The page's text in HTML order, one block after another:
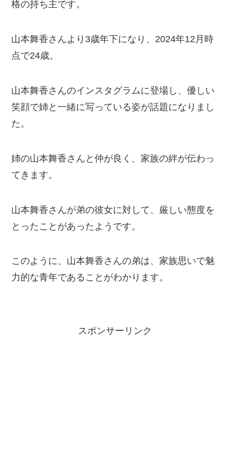
格の持ち主です。
山本舞香さんより3歳年下になり、2024年12月時
点で24歳。
山本舞香さんのインスタグラムに登場し、優しい
笑顔で姉と一緒に写っている姿が話題になりまし
た。
姉の山本舞香さんと仲が良く、家族の絆が伝わっ
てきます。
山本舞香さんが弟の彼女に対して、厳しい態度を
とったことがあったようです。
このように、山本舞香さんの弟は、家族思いで魅
力的な青年であることがわかります。
スポンサーリンク